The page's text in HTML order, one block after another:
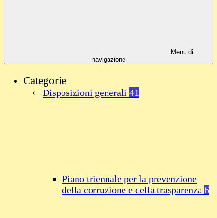
Menu di
navigazione
Categorie
Disposizioni generali 41
Piano triennale per la prevenzione
della corruzione e della trasparenza 6